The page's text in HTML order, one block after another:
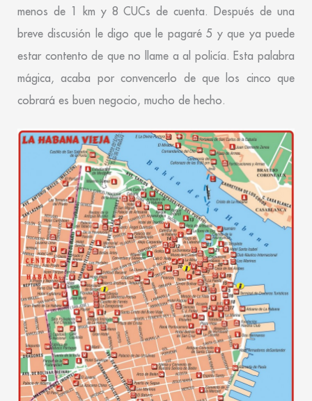
menos de 1 km y 8 CUCs de cuenta. Después de una
breve discusión le digo que le pagaré 5 y que ya puede
estar contento de que no llame a al policía. Esta palabra
mágica, acaba por convencerlo de que los cinco que
cobrará es buen negocio, mucho de hecho.